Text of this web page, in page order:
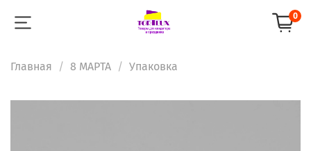
0
Главная 8 МАРТА Упаковка